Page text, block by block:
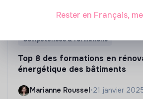
Compétences & formations
Top 8 des formations en
énergétique des bâtiments
Marianne Roussel•21 janvier
Rester en Français,